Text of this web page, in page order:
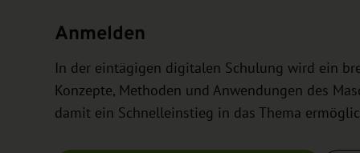
Anmelden
In der eintägigen digitalen Schulung wird ein
Konzepte, Methoden und Anwendungen des
damit ein Schnelleinstieg in das Thema